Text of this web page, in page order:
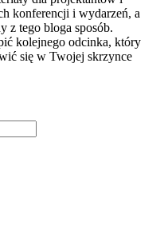
konferencji i wydarzeń, a
z tego bloga sposób.
kolejnego odcinka, który
się w Twojej skrzynce